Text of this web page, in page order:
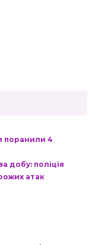
поранили 4
добу: поліція
атак